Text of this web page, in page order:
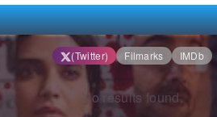
(Twitter) Filmarks IMDb
No results found.